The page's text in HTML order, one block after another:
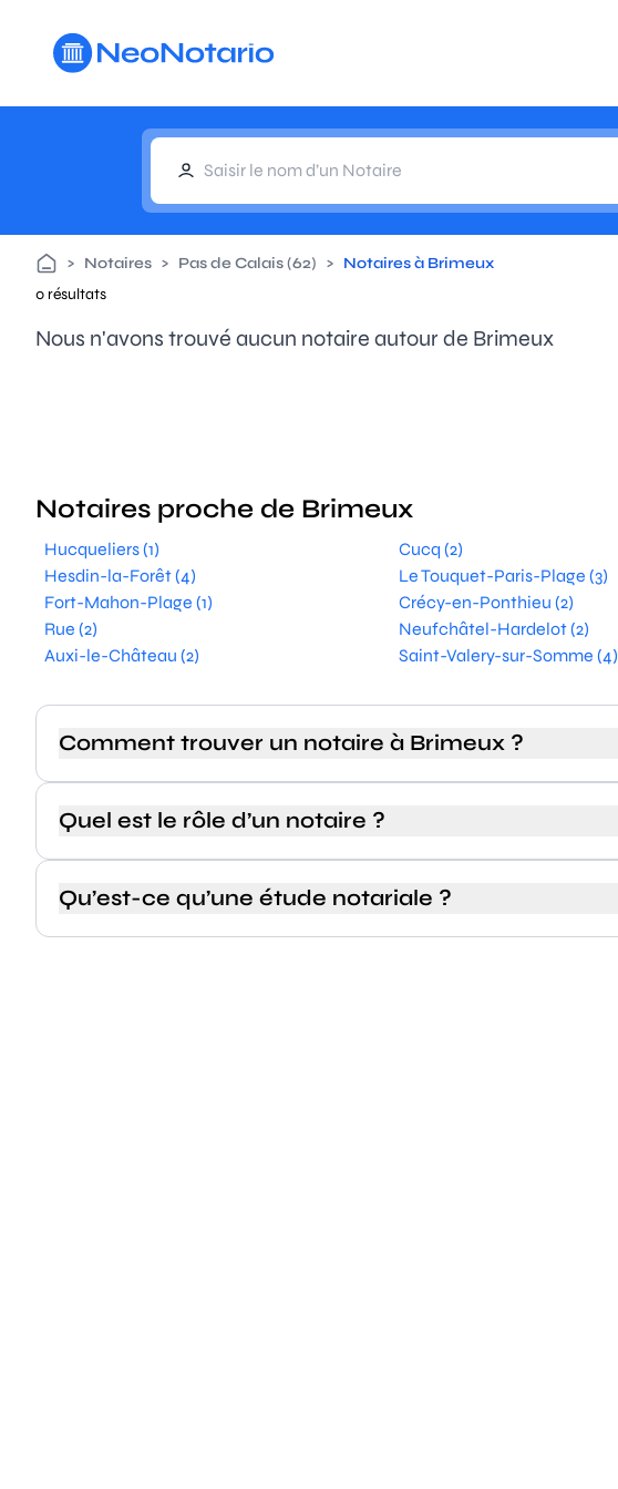
> Notaires > Pas de Calais (62) > Notaires à Brimeux
0 résultats
Nous n'avons trouvé aucun notaire autour de Brimeux
Notaires proche de Brimeux
Hucqueliers (1) Cucq (2)
Hesdin-la-Forêt (4)
Le Touquet-Paris-Plage (3)
Fort-Mahon-Plage (1)
Crécy-en-Ponthieu (2)
Rue (2)
Neufchâtel-Hardelot (2)
Auxi-le-Château (2)
Saint-Valery-sur-Somme (4)
Comment trouver un notaire à Brimeux ?
Quel est le rôle d’un notaire ?
Qu’est-ce qu’une étude notariale ?